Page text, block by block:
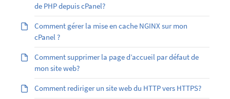
de PHP depuis cPanel?
Comment gérer la mise en cache NGINX sur mon
cPanel ?
Comment supprimer la page d’accueil par défaut de
mon site web?
Comment rediriger un site web du HTTP vers HTTPS?